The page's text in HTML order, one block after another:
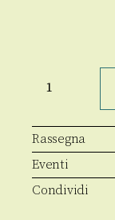
paradosso
concorrenza
quantità
Rassegna
Eventi
Condividi